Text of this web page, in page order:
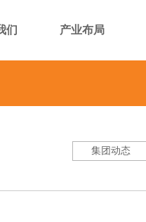
们 产业布局
集团动态